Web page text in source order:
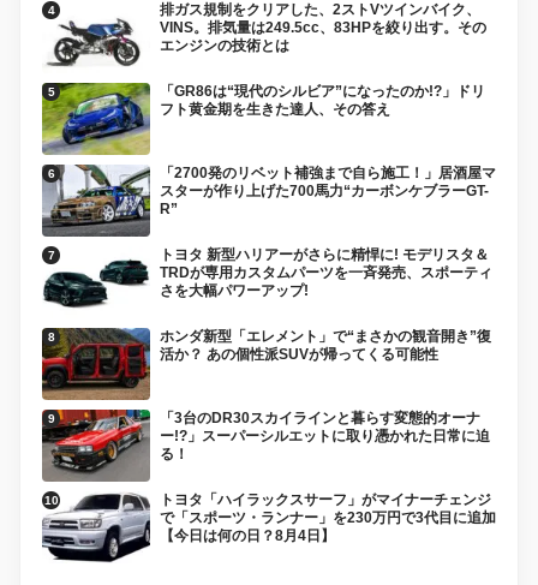
排ガス規制をクリアした、2ストVツインバイク、
VINS。排気量は249.5cc、83HPを絞り出す。その
エンジンの技術とは
「GR86は“現代のシルビア”になったのか!?」ドリ
フト黄金期を生きた達人、その答え
「2700発のリベット補強まで自ら施工！」居酒屋マ
スターが作り上げた700馬力“カーボンケブラーGT-
R”
トヨタ 新型ハリアーがさらに精悍に! モデリスタ＆
TRDが専用カスタムパーツを一斉発売、スポーティ
さを大幅パワーアップ!
ホンダ新型「エレメント」で“まさかの観音開き”復
活か？ あの個性派SUVが帰ってくる可能性
「3台のDR30スカイラインと暮らす変態的オーナ
ー!?」スーパーシルエットに取り憑かれた日常に迫
る！
トヨタ「ハイラックスサーフ」がマイナーチェンジ
で「スポーツ・ランナー」を230万円で3代目に追加
【今日は何の日？8月4日】